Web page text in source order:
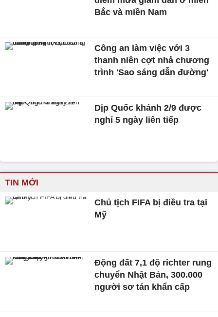
Bắc và miền Nam
Công an làm việc với 3
thanh niên cợt nhả chương
trình 'Sao sáng dẫn đường'
Dịp Quốc khánh 2/9 được
nghỉ 5 ngày liên tiếp
TIN MỚI
Chủ tịch FIFA bị điều tra tại
Mỹ
Động đất 7,1 độ richter rung
chuyển Nhật Bản, 300.000
người sơ tán khẩn cấp